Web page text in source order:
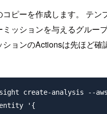
ピーを作成します。 テン
ミッションを与えるグルー
ションのActionsは先ほど確
create-analysis --
entity '{